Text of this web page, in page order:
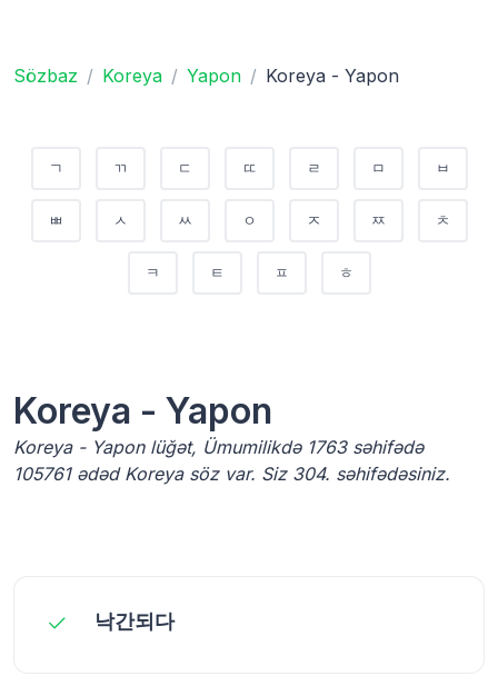
Sözbaz Koreya Yapon Koreya - Yapon
ㄱ ㄲ ㄷ ㄸ ㄹ ㅁ ㅂ
ㅃ ㅅ ㅆ ㅇ ㅈ ㅉ ㅊ
ㅋ ㅌ ㅍ ㅎ
Koreya - Yapon
Koreya - Yapon lüğət, Ümumilikdə 1763 səhifədə
105761 ədəd Koreya söz var. Siz 304. səhifədəsiniz.
낙간되다